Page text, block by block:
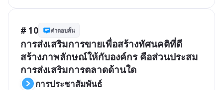
# 10 คำตอบสั้น
การส่งเสริมการขายเพื่อสร้างทัศนคติที่ดี
สร้างภาพลักษณ์ให้กับองค์กร คือส่วนประสม
การส่งเสริมการตลาดด้านใด
การประชาสัมพันธ์